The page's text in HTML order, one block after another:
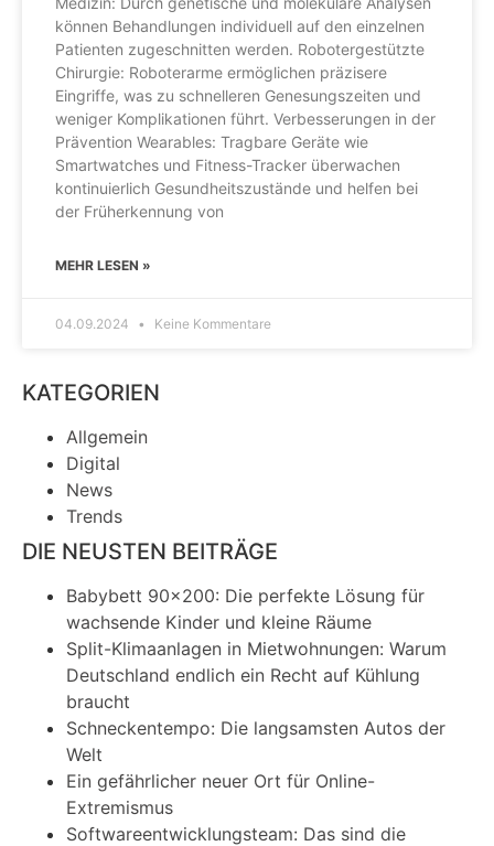
können Behandlungen individuell auf den einzelnen
Patienten zugeschnitten werden. Robotergestützte
Chirurgie: Roboterarme ermöglichen präzisere
Eingriffe, was zu schnelleren Genesungszeiten und
weniger Komplikationen führt. Verbesserungen in der
Prävention Wearables: Tragbare Geräte wie
Smartwatches und Fitness-Tracker überwachen
kontinuierlich Gesundheitszustände und helfen bei
der Früherkennung von
MEHR LESEN »
04.09.2024 Keine Kommentare
KATEGORIEN
Allgemein
Digital
News
Trends
DIE NEUSTEN BEITRÄGE
Babybett 90×200: Die perfekte Lösung für
wachsende Kinder und kleine Räume
Split-Klimaanlagen in Mietwohnungen: Warum
Deutschland endlich ein Recht auf Kühlung
braucht
Schneckentempo: Die langsamsten Autos der
Welt
Ein gefährlicher neuer Ort für Online-
Extremismus
Softwareentwicklungsteam: Das sind die